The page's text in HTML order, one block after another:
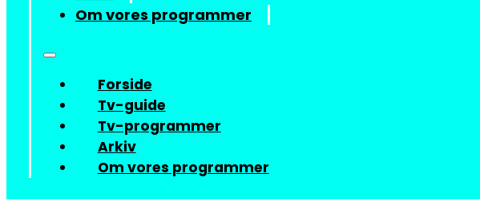
Om vores programmer
Forside
Tv-guide
Tv-programmer
Arkiv
Om vores programmer